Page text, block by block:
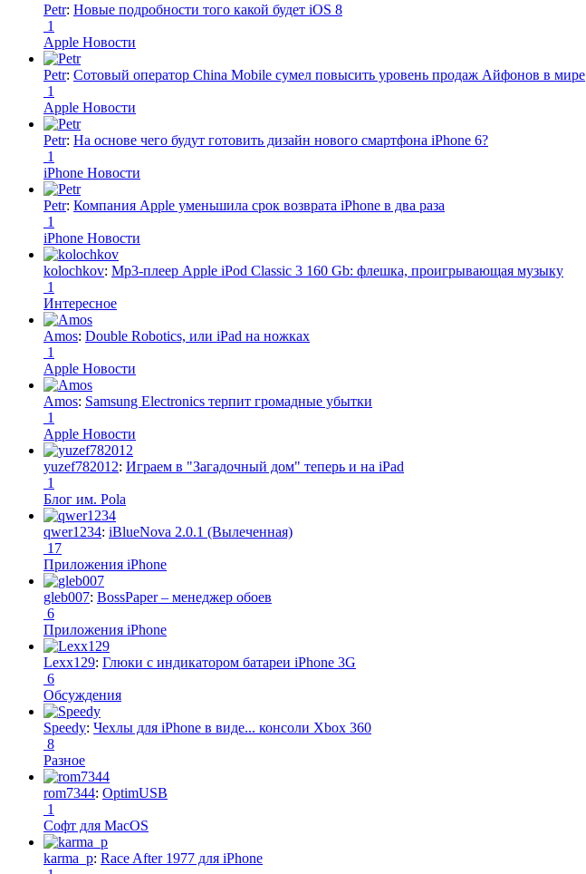
Petr: Новые подробности того какой будет iOS 8
1
Apple Новости
Petr: Сотовый оператор China Mobile сумел повысить уровень продаж Айфонов в мире
1
Apple Новости
Petr: На основе чего будут готовить дизайн нового смартфона iPhone 6?
1
iPhone Новости
Petr: Компания Apple уменьшила срок возврата iPhone в два раза
1
iPhone Новости
kolochkov: Mp3-плеер Apple iPod Classic 3 160 Gb: флешка, проигрывающая музыку
1
Интересное
Amos: Double Robotics, или iPad на ножках
1
Apple Новости
Amos: Samsung Electronics терпит громадные убытки
1
Apple Новости
yuzef782012: Играем в "Загадочный дом" теперь и на iPad
1
Блог им. Pola
qwer1234: iBlueNova 2.0.1 (Вылеченная)
17
Приложения iPhone
gleb007: BossPaper – менеджер обоев
6
Приложения iPhone
Lexx129: Глюки с индикатором батареи iPhone 3G
6
Обсуждения
Speedy: Чехлы для iPhone в виде... консоли Xbox 360
8
Разное
rom7344: OptimUSB
1
Софт для MacOS
karma_p: Race After 1977 для iPhone